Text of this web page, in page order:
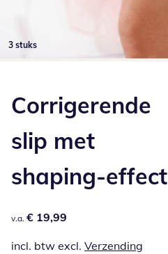
3 stuks
Corrigerende
slip met
shaping-effect
€ 19,99
v.a. € 19,99
incl. btw excl. Verzending